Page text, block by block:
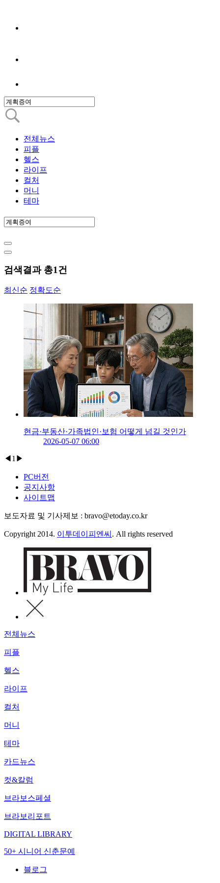
전체뉴스
피플
헬스
라이프
컬처
머니
테마
검색결과 총1건
최신순 정확도순
현금·부동산·가족법인·보험 어떻게 넘길 것인가
2026-05-07 06:00
◀ 1 ▶
PC버전
공지사항
사이트맵
보도자료 및 기사제보 : bravo@etoday.co.kr
Copyright 2014. 이투데이피엔씨 . All rights reserved
전체뉴스
피플
헬스
라이프
컬처
머니
테마
카드뉴스
컷&칼럼
브라보스페셜
브라보리포트
DIGITAL LIBRARY
50+ 시니어 신춘문예
블로그